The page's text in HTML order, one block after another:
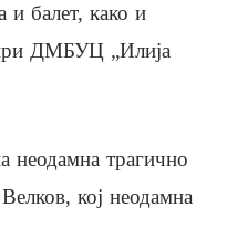
и балет, како и
ДМБУЦ „Илија
неодамна трагично
кој неодамна